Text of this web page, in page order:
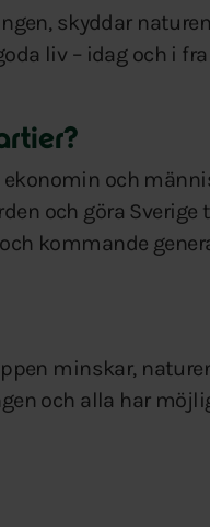
skyddar
liv – idag och i
och
och göra Sverige
kommande
minskar,
och alla har